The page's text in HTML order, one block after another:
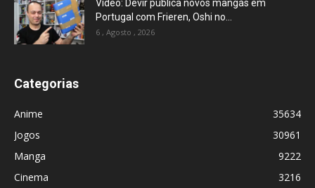
Vídeo: Devir publica novos mangás em
Portugal com Frieren, Oshi no...
6 , Agosto , 2026
Categorias
Anime
35634
Jogos
30961
Manga
9222
Cinema
3216